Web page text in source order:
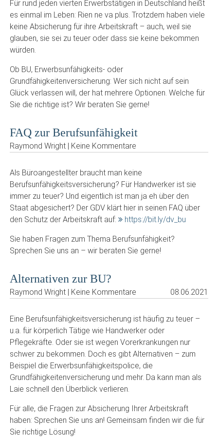
Für rund jeden vierten Erwerbstätigen in Deutschland heißt
es einmal im Leben: Rien ne va plus. Trotzdem haben viele
keine Absicherung für ihre Arbeitskraft – auch, weil sie
glauben, sie sei zu teuer oder dass sie keine bekommen
würden.
Ob BU, Erwerbsunfähigkeits- oder
Grundfähigkeitenversicherung: Wer sich nicht auf sein
Glück verlassen will, der hat mehrere Optionen. Welche für
Sie die richtige ist? Wir beraten Sie gerne!
FAQ zur Berufsunfähigkeit
Raymond Wright | Keine Kommentare
Als Büroangestellter braucht man keine
Berufsunfähigkeitsversicherung? Für Handwerker ist sie
immer zu teuer? Und eigentlich ist man ja eh über den
Staat abgesichert? Der GDV klärt hier in seinen FAQ über
den Schutz der Arbeitskraft auf:
https://bit.ly/dv_bu
Sie haben Fragen zum Thema Berufsunfähigkeit?
Sprechen Sie uns an – wir beraten Sie gerne!
Alternativen zur BU?
Raymond Wright | Keine Kommentare 08.06.2021
Eine Berufsunfähigkeitsversicherung ist häufig zu teuer –
u.a. für körperlich Tätige wie Handwerker oder
Pflegekräfte. Oder sie ist wegen Vorerkrankungen nur
schwer zu bekommen. Doch es gibt Alternativen – zum
Beispiel die Erwerbsunfähigkeitspolice, die
Grundfähigkeitenversicherung und mehr. Da kann man als
Laie schnell den Überblick verlieren.
Für alle, die Fragen zur Absicherung Ihrer Arbeitskraft
haben: Sprechen Sie uns an! Gemeinsam finden wir die für
Sie richtige Lösung!